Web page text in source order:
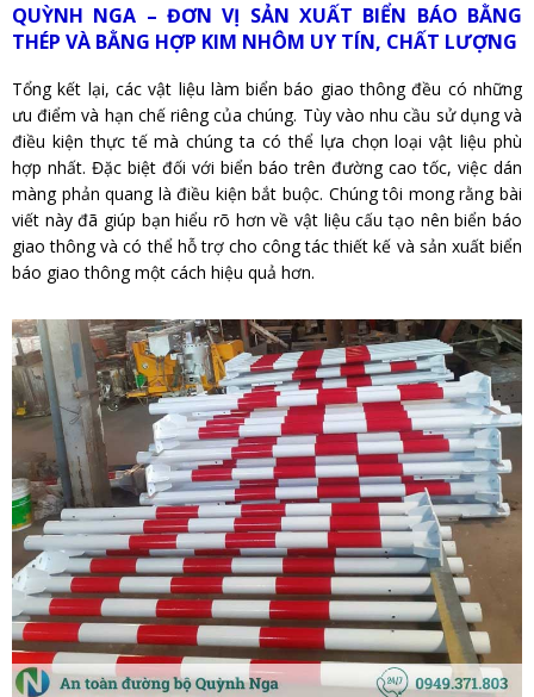
QUỲNH NGA – ĐƠN VỊ SẢN XUẤT BIỂN BÁO BẰNG
THÉP VÀ BẰNG HỢP KIM NHÔM UY TÍN, CHẤT LƯỢNG
Tổng kết lại, các vật liệu làm biển báo giao thông đều có những
ưu điểm và hạn chế riêng của chúng. Tùy vào nhu cầu sử dụng và
điều kiện thực tế mà chúng ta có thể lựa chọn loại vật liệu phù
hợp nhất. Đặc biệt đối với biển báo trên đường cao tốc, việc dán
màng phản quang là điều kiện bắt buộc. Chúng tôi mong rằng bài
viết này đã giúp bạn hiểu rõ hơn về vật liệu cấu tạo nên biển báo
giao thông và có thể hỗ trợ cho công tác thiết kế và sản xuất biển
báo giao thông một cách hiệu quả hơn.